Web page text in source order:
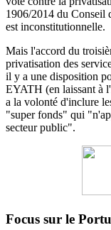
1906/2014 du Conseil
est inconstitutionnelle.
Mais l'accord du
privatisation des
il y a une disposition
EYATH (en laissant à
a la volonté d'inclure
"super fonds" qui
secteur public".
Focus sur le